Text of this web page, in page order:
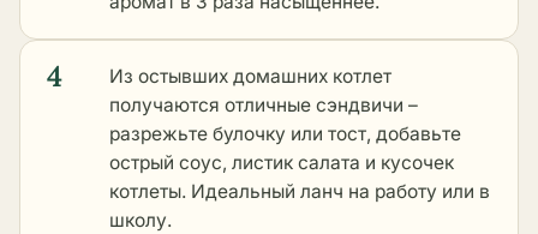
4
Из остывших домашних котлет
получаются отличные сэндвичи –
разрежьте булочку или тост, добавьте
острый соус, листик салата и кусочек
котлеты. Идеальный ланч на работу или в
школу.